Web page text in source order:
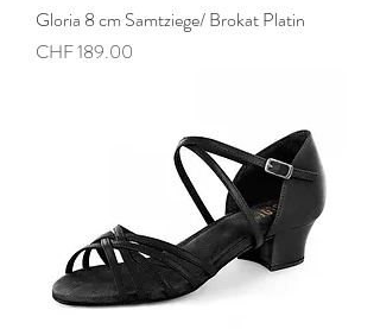
Gloria 8 cm Samtziege/ Brokat Platin
Preis
CHF 189.00